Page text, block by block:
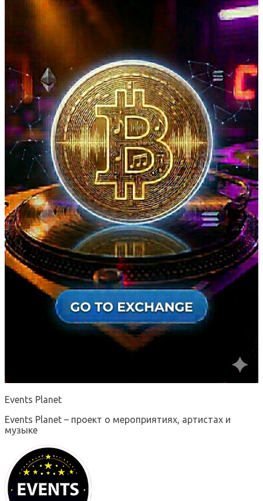
Events Planet
Events Planet – проект о мероприятиях, артистах и
музыке